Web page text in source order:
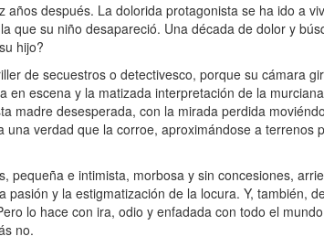
años después. La dolorida protagonista se ha ido a
que su niño desapareció. Una década de dolor y
hijo?
de secuestros o detectivesco, porque su cámara
en escena y la matizada interpretación de la
madre desesperada, con la mirada perdida
verdad que la corroe, aproximándose a terrenos
pequeña e intimista, morbosa y sin concesiones,
pasión y la estigmatización de la locura. Y, también,
lo hace con ira, odio y enfadada con todo el
no.